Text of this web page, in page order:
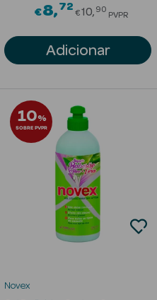
from
€8 72Price
€10 90
PVPR
Adicionar
10%
SOBRE PVPR
Novex